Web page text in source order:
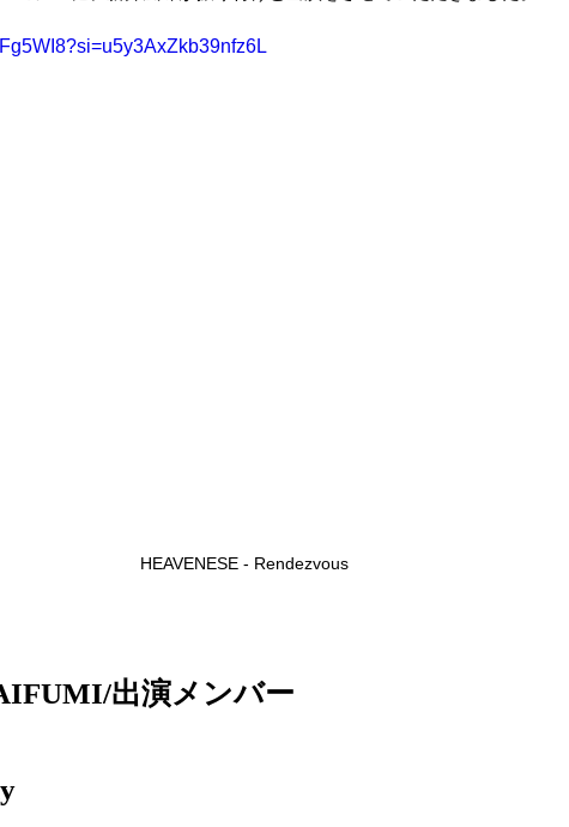
HEAVENESE - Rendezvous
出演メンバー